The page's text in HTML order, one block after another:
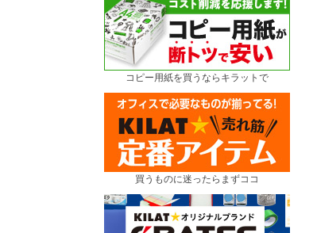
コピー用紙を買うならキラットで
買うものに迷ったらまずココ